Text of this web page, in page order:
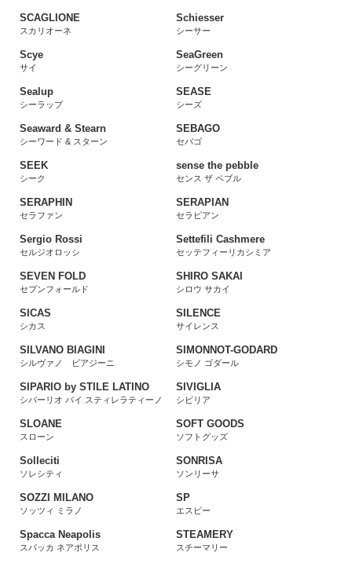
SCAGLIONE
スカリオーネ
Schiesser
シーサー
Scye
サイ
SeaGreen
シーグリーン
Sealup
シーラップ
SEASE
シーズ
Seaward & Stearn
シーワード & スターン
SEBAGO
セバゴ
SEEK
シーク
sense the pebble
センス ザ ペブル
SERAPHIN
セラファン
SERAPIAN
セラピアン
Sergio Rossi
セルジオロッシ
Settefili Cashmere
セッテフィーリカシミア
SEVEN FOLD
セブンフォールド
SHIRO SAKAI
シロウ サカイ
SICAS
シカス
SILENCE
サイレンス
SILVANO BIAGINI
シルヴァノ ビアジーニ
SIMONNOT-GODARD
シモノ ゴダール
SIPARIO by STILE LATINO
シパーリオ バイ スティレラティーノ
SIVIGLIA
シビリア
SLOANE
スローン
SOFT GOODS
ソフトグッズ
Solleciti
ソレシティ
SONRISA
ソンリーサ
SOZZI MILANO
ソッツィ ミラノ
SP
エスピー
Spacca Neapolis
スパッカ ネアポリス
STEAMERY
スチーマリー